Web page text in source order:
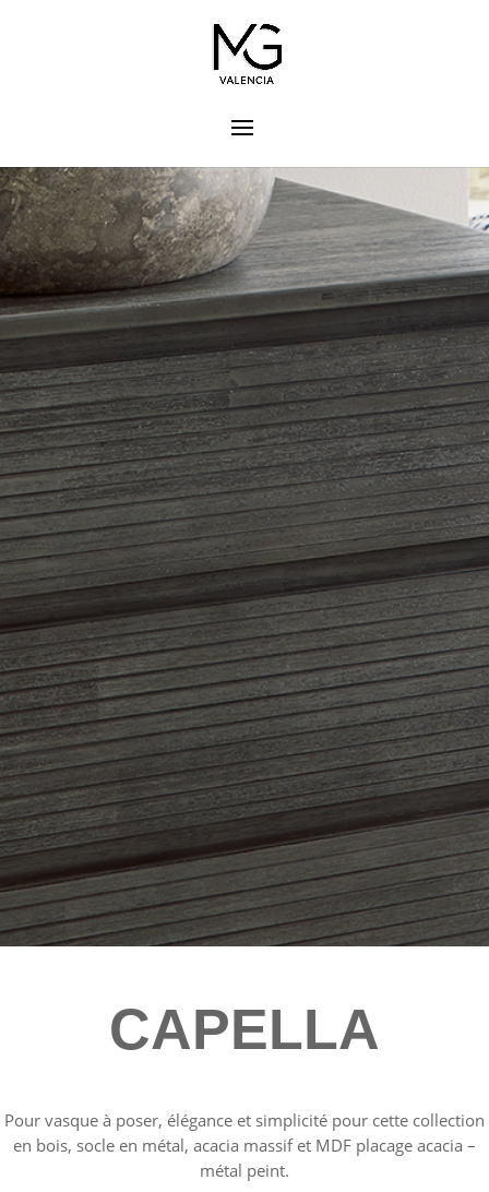
CAPELLA
Pour vasque à poser, élégance et simplicité pour cette collection
en bois, socle en métal, acacia massif et MDF placage acacia –
métal peint.